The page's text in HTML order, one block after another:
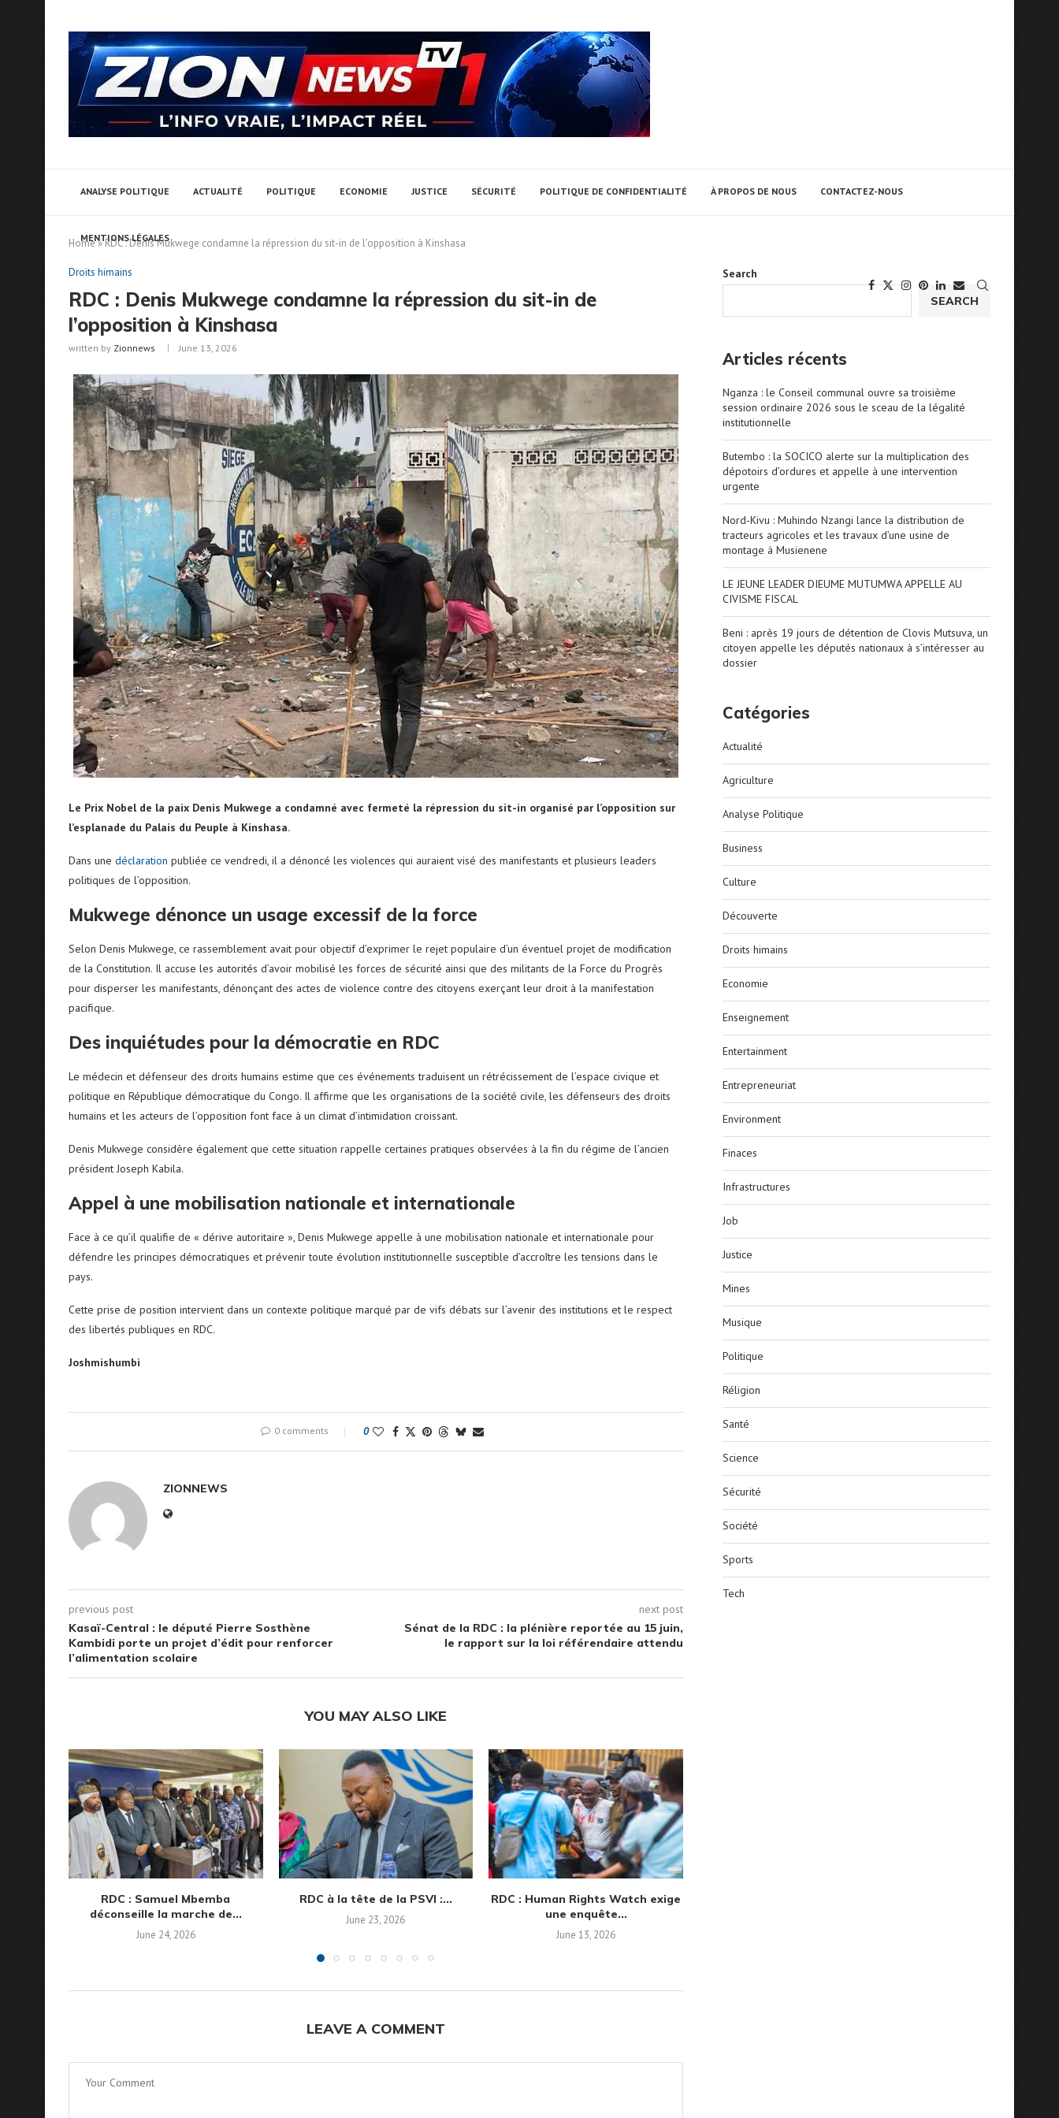
ANALYSE POLITIQUE ACTUALITÉ POLITIQUE ECONOMIE JUSTICE SÉCURITÉ POLITIQUE DE CONFIDENTIALITÉ À PROPOS DE NOUS CONTACTEZ-NOUS
MENTIONS LÉGALES
Home»RDC : Denis Mukwege condamne la répression du sit-in de l’opposition à Kinshasa
Droits himains
RDC : Denis Mukwege condamne la répression du sit-in de
l’opposition à Kinshasa
written by Zionnews June 13, 2026
Le Prix Nobel de la paix Denis Mukwege a condamné avec fermeté la répression du sit-in organisé par l’opposition sur
l’esplanade du Palais du Peuple à Kinshasa.
Dans une déclaration publiée ce vendredi, il a dénoncé les violences qui auraient visé des manifestants et plusieurs leaders
politiques de l’opposition.
Mukwege dénonce un usage excessif de la force
Selon Denis Mukwege, ce rassemblement avait pour objectif d’exprimer le rejet populaire d’un éventuel projet de modification
de la Constitution. Il accuse les autorités d’avoir mobilisé les forces de sécurité ainsi que des militants de la Force du Progrès
pour disperser les manifestants, dénonçant des actes de violence contre des citoyens exerçant leur droit à la manifestation
pacifique.
Des inquiétudes pour la démocratie en RDC
Le médecin et défenseur des droits humains estime que ces événements traduisent un rétrécissement de l’espace civique et
politique en République démocratique du Congo. Il affirme que les organisations de la société civile, les défenseurs des droits
humains et les acteurs de l’opposition font face à un climat d’intimidation croissant.
Denis Mukwege considère également que cette situation rappelle certaines pratiques observées à la fin du régime de l’ancien
président Joseph Kabila.
Appel à une mobilisation nationale et internationale
Face à ce qu’il qualifie de « dérive autoritaire », Denis Mukwege appelle à une mobilisation nationale et internationale pour
défendre les principes démocratiques et prévenir toute évolution institutionnelle susceptible d’accroître les tensions dans le
pays.
Cette prise de position intervient dans un contexte politique marqué par de vifs débats sur l’avenir des institutions et le respect
des libertés publiques en RDC.
Joshmishumbi
0 comments 0
ZIONNEWS
previous post
Kasaï-Central : le député Pierre Sosthène
Kambidi porte un projet d’édit pour renforcer
l’alimentation scolaire
next post
Sénat de la RDC : la plénière reportée au 15 juin,
le rapport sur la loi référendaire attendu
YOU MAY ALSO LIKE
RDC : Samuel Mbemba
déconseille la marche de...
June 24, 2026
RDC à la tête de la PSVI :...
June 23, 2026
RDC : Human Rights Watch exige
une enquête...
June 13, 2026
LEAVE A COMMENT
Search
SEARCH
Articles récents
Nganza : le Conseil communal ouvre sa troisième
session ordinaire 2026 sous le sceau de la légalité
institutionnelle
Butembo : la SOCICO alerte sur la multiplication des
dépotoirs d’ordures et appelle à une intervention
urgente
Nord-Kivu : Muhindo Nzangi lance la distribution de
tracteurs agricoles et les travaux d’une usine de
montage à Musienene
LE JEUNE LEADER DIEUME MUTUMWA APPELLE AU
CIVISME FISCAL
Beni : après 19 jours de détention de Clovis Mutsuva, un
citoyen appelle les députés nationaux à s’intéresser au
dossier
Catégories
Actualité
Agriculture
Analyse Politique
Business
Culture
Découverte
Droits himains
Economie
Enseignement
Entertainment
Entrepreneuriat
Environment
Finaces
Infrastructures
Job
Justice
Mines
Musique
Politique
Réligion
Santé
Science
Sécurité
Société
Sports
Tech